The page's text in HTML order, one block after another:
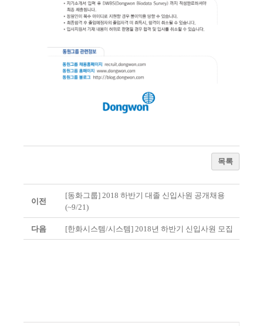
목록
이전
[동화그룹] 2018 하반기 대졸 신입사원 공개채용
(~9/21)
다음 [한화시스템/시스템] 2018년 하반기 신입사원 모집